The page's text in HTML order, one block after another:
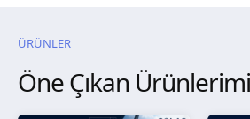
ÜRÜNLER
Öne Çıkan